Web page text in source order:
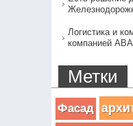
Логистика и
компанией
Метки
Фасад